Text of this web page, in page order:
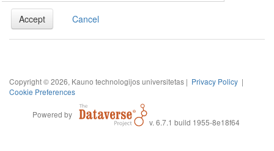
Accept Cancel
Copyright © 2026, Kauno technologijos universitetas | Privacy Policy |
Cookie Preferences
Powered by
v. 6.7.1 build 1955-8e18f64